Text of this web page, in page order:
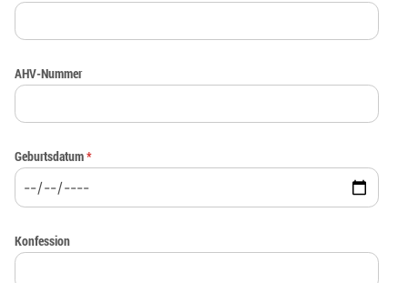
AHV-Nummer
Geburtsdatum*
Konfession